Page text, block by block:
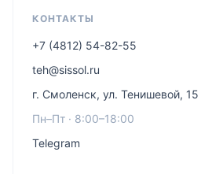
КОНТАКТЫ
+7 (4812) 54-82-55
teh@sissol.ru
г. Смоленск, ул. Тенишевой, 15
Пн–Пт · 8:00–18:00
Telegram